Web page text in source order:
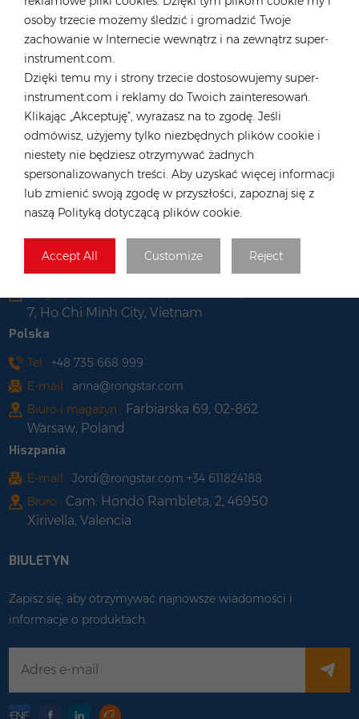
osoby trzecie możemy śledzić i gromadzić Twoje
zachowanie w Internecie wewnątrz i na zewnątrz super-
instrument.com.
Dzięki temu my i strony trzecie dostosowujemy super-
instrument.com i reklamy do Twoich zainteresowań.
Klikając „Akceptuję”, wyrażasz na to zgodę. Jeśli
odmówisz, użyjemy tylko niezbędnych plików cookie i
niestety nie będziesz otrzymywać żadnych
spersonalizowanych treści. Aby uzyskać więcej informacji
lub zmienić swoją zgodę w przyszłości, zapoznaj się z
naszą Polityką dotyczącą plików cookie.
Accept All Customize Reject
Biuro i magazyn :Industriestraße 40, 52457
Aldenhoven, Deutschland
Hongkong
Tel :
+852 54222219
E-mail :
hk@rongstar.com
Biuro i magazyn :39 Kung-Um Road, Yuen
Long, Hong Kong
Wietnam
+84 522 038 896
Biuro :102 Phung Van Cung Street,Ward 7,
Phu Nhuan District, HoChi
7, Ho Chi Minh City, Vietnam
Polska
Tel : +48 735 668 999
E-mail : anna@rongstar.com
Biuro i magazyn : Farbiarska 69, 02-862
Warsaw, Poland
Hiszpania
E-mail : Jordi@rongstar.com +34 611824188
Biuro : Cam. Hondo Rambleta, 2, 46950
Xirivella, Valencia
BIULETYN
Zapisz się, aby otrzymywać najnowsze wiadomości i
informacje o produktach.